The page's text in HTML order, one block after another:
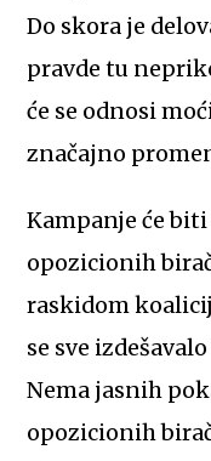
Do skora je
pravde tu
će se odnosi
značajno
Kampanje će
opozicionih
raskidom
se sve
Nema jasnih
opozicionih